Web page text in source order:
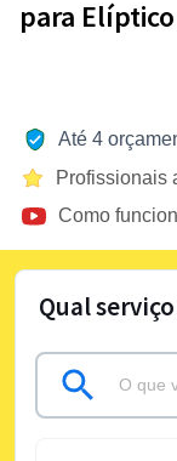
para
Até 4
Profissionais
Como
Qual